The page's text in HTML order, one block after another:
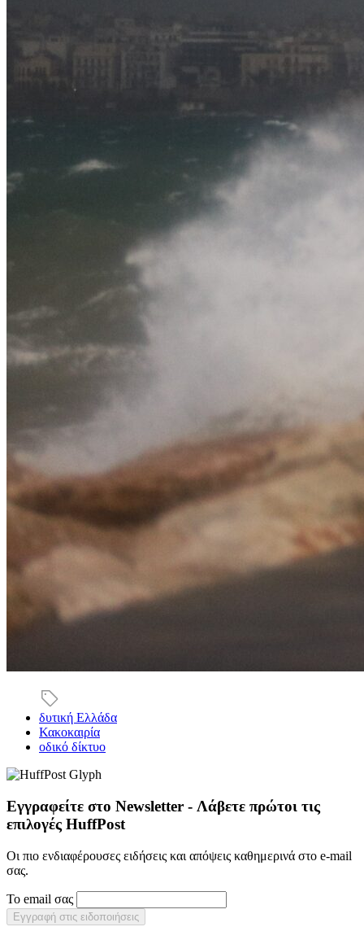
δυτική Ελλάδα
Κακοκαιρία
οδικό δίκτυο
Εγγραφείτε στο Newsletter - Λάβετε πρώτοι τις
επιλογές HuffPost
Οι πιο ενδιαφέρουσες ειδήσεις και απόψεις καθημερινά στο e-mail
σας.
Το email σας
Εγγραφή στις ειδοποιήσεις